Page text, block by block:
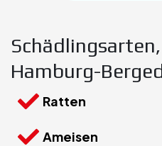
Hamburg-
Ratten
Ameisen